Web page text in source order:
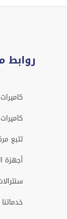
روابط
تتبع
أجهزة
خدماتنا